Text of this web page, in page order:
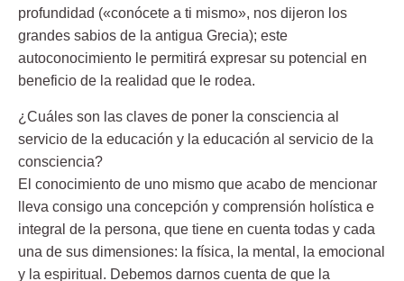
profundidad («conócete a ti mismo», nos dijeron los
grandes sabios de la antigua Grecia); este
autoconocimiento le permitirá expresar su potencial en
beneficio de la realidad que le rodea.
¿Cuáles son las claves de poner la consciencia al
servicio de la educación y la educación al servicio de la
consciencia?
El conocimiento de uno mismo que acabo de mencionar
lleva consigo una concepción y comprensión holística e
integral de la persona, que tiene en cuenta todas y cada
una de sus dimensiones: la física, la mental, la emocional
y la espiritual. Debemos darnos cuenta de que la